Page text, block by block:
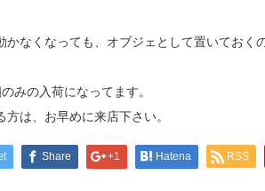
かなくなっても、オブジェとして置いておく
みの入荷になってます。
方は、お早めに来店下さい。
Share +1 Hatena RSS